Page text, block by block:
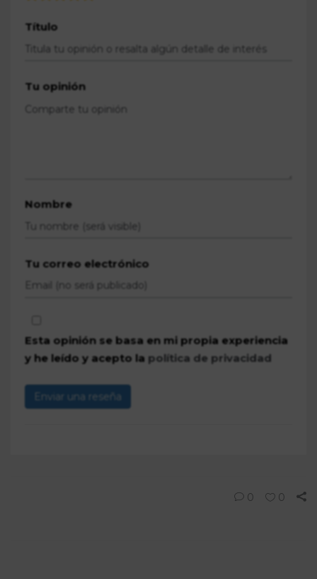
Título
Tu opinión
Nombre
Tu correo electrónico
Esta opinión se basa en mi propia experiencia
y he leído y acepto la política de privacidad
Enviar una reseña
0 0